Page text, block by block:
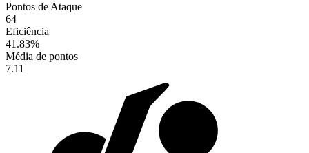
Pontos de Ataque
64
Eficiência
41.83%
Média de pontos
7.11